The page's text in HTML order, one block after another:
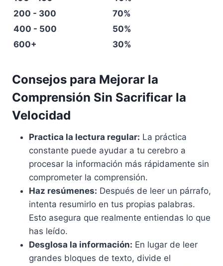
200 - 300
70%
400 - 500
50%
600+
30%
Consejos para Mejorar la
Comprensión Sin Sacrificar la
Velocidad
Practica la lectura regular: La práctica
constante puede ayudar a tu cerebro a
procesar la información más rápidamente sin
comprometer la comprensión.
Haz resúmenes: Después de leer un párrafo,
intenta resumirlo en tus propias palabras.
Esto asegura que realmente entiendas lo que
has leído.
Desglosa la información: En lugar de leer
grandes bloques de texto, divide el